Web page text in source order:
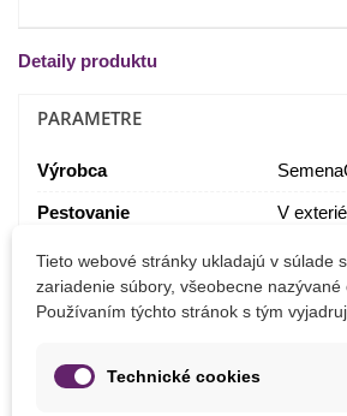
Detaily produktu
PARAMETRE
Výrobca
Pestovanie V
MOHLI BYSTE EŠTE POTREBOVAŤ
Tieto webové stránky ukladajú v súlade
zariadenie súbory, všeobecne nazývané
Používaním týchto stránok s tým
Technické cookies